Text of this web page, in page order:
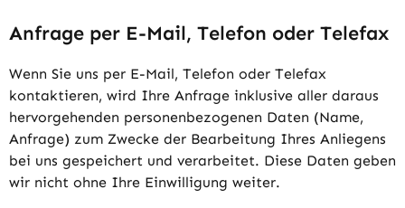
Anfrage per E-Mail, Telefon oder Telefax
Wenn Sie uns per E-Mail, Telefon oder Telefax
kontaktieren, wird Ihre Anfrage inklusive aller daraus
hervorgehenden personenbezogenen Daten (Name,
Anfrage) zum Zwecke der Bearbeitung Ihres Anliegens
bei uns gespeichert und verarbeitet. Diese Daten geben
wir nicht ohne Ihre Einwilligung weiter.